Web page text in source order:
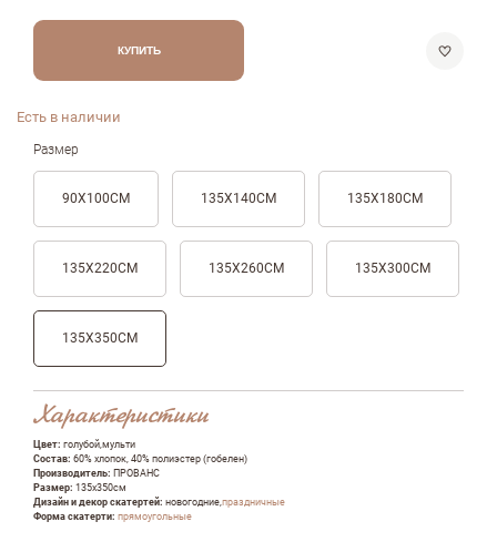
КУПИТЬ
Есть в наличии
Размер
90Х100СМ 135Х140СМ 135Х180СМ
135Х220СМ 135Х260СМ 135Х300СМ
135Х350СМ
Характеристики
Цвет: голубой,мульти
Состав: 60% хлопок, 40% полиэстер (гобелен)
Производитель: ПРОВАНС
Размер: 135х350см
Дизайн и декор скатертей: новогодние,праздничные
Форма скатерти: прямоугольные